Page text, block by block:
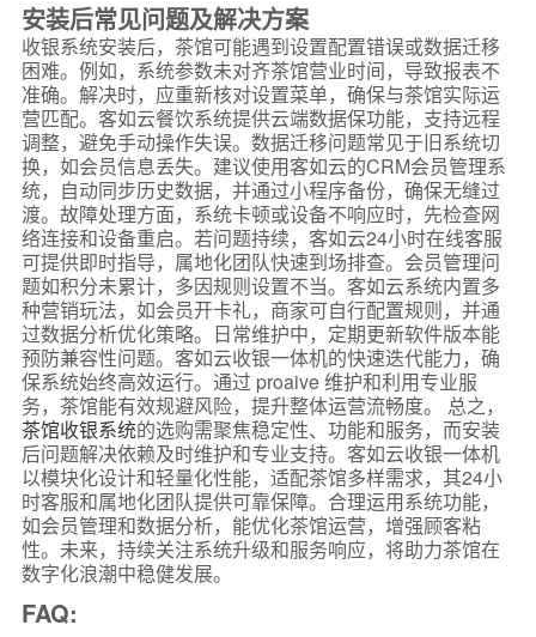
安装后常见问题及解决方案
收银系统安装后，茶馆可能遇到设置配置错误或数据迁移
困难。例如，系统参数未对齐茶馆营业时间，导致报表不
准确。解决时，应重新核对设置菜单，确保与茶馆实际运
营匹配。客如云餐饮系统提供云端数据保功能，支持远程
调整，避免手动操作失误。数据迁移问题常见于旧系统切
换，如会员信息丢失。建议使用客如云的CRM会员管理系
统，自动同步历史数据，并通过小程序备份，确保无缝过
渡。故障处理方面，系统卡顿或设备不响应时，先检查网
络连接和设备重启。若问题持续，客如云24小时在线客服
可提供即时指导，属地化团队快速到场排查。会员管理问
题如积分未累计，多因规则设置不当。客如云系统内置多
种营销玩法，如会员开卡礼，商家可自行配置规则，并通
过数据分析优化策略。日常维护中，定期更新软件版本能
预防兼容性问题。客如云收银一体机的快速迭代能力，确
保系统始终高效运行。通过 proaive 维护和利用专业服
务，茶馆能有效规避风险，提升整体运营流畅度。 总之，
茶馆收银系统的选购需聚焦稳定性、功能和服务，而安装
后问题解决依赖及时维护和专业支持。客如云收银一体机
以模块化设计和轻量化性能，适配茶馆多样需求，其24小
时客服和属地化团队提供可靠保障。合理运用系统功能，
如会员管理和数据分析，能优化茶馆运营，增强顾客粘
性。未来，持续关注系统升级和服务响应，将助力茶馆在
数字化浪潮中稳健发展。
FAQ: